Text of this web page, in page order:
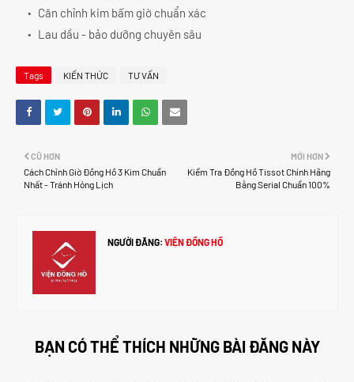
Căn chỉnh kim bấm giờ chuẩn xác
Lau dầu - bảo dưỡng chuyên sâu
Tags KIẾN THỨC TƯ VẤN
MỚI HƠN
Kiểm Tra Đồng Hồ Tissot Chính Hãng
Bằng Serial Chuẩn 100%
CŨ HƠN
Cách Chỉnh Giờ Đồng Hồ 3 Kim Chuẩn
Nhất - Tránh Hỏng Lịch
NGƯỜI ĐĂNG: VIỆN ĐỒNG HỒ
BẠN CÓ THỂ THÍCH NHỮNG BÀI ĐĂNG NÀY